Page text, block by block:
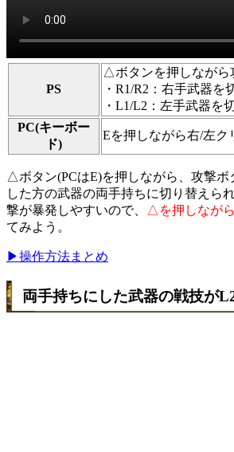
PS
△ボタンを押しながら
・R1/R2：右手武器を
・L1/L2：左手武器を
PC(キーボー
ド)
Eを押しながら右/左ク
△ボタン(PCはE)を押しながら、攻撃ボ
した方の武器の両手持ちに切り替えら
撃が暴発しやすいので、
△を押しなが
てみよう。
▶操作方法まとめ
両手持ちにした武器の戦技が